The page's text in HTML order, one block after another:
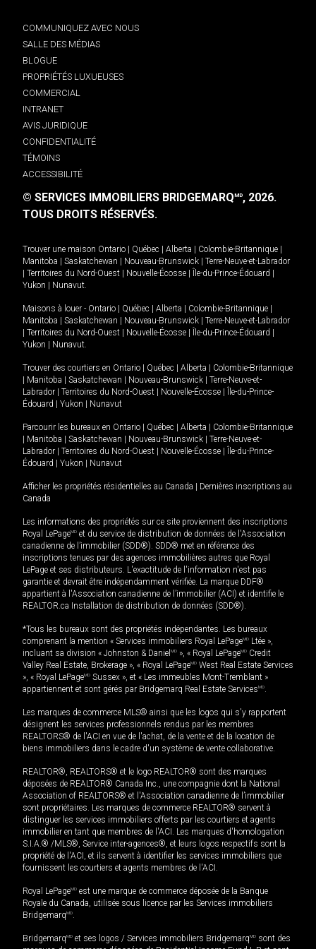
COMMUNIQUEZ AVEC NOUS
SALLE DES MÉDIAS
BLOGUE
PROPRIÉTÉS LUXUEUSES
COMMERCIAL
INTRANET
AVIS JURIDIQUE
CONFIDENTIALITÉ
TÉMOINS
ACCESSIBILITÉ
© SERVICES IMMOBILIERS BRIDGEMARQMD, 2026.
TOUS DROITS RÉSERVÉS.
Trouver une maison Ontario Québec Alberta Colombie-Britannique
Manitoba
Saskatchewan Nouveau-Brunswick
Terre-Neuve-et-Labrador
Territoires du Nord-Ouest Nouvelle-Écosse Île-du-Prince-Édouard
Yukon
Nunavut.
Maisons à louer - Ontario Québec Alberta Colombie-Britannique
Manitoba
Saskatchewan Nouveau-Brunswick
Terre-Neuve-et-Labrador
Territoires du Nord-Ouest Nouvelle-Écosse Île-du-Prince-Édouard
Yukon
Nunavut.
Trouver des courtiers en Ontario Québec Alberta
Colombie-Britannique
Manitoba Saskatchewan Nouveau-Brunswick
Terre-Neuve-et-
Labrador
Territoires du Nord-Ouest Nouvelle-Écosse
Île-du-Prince-
Édouard
Yukon Nunavut
Parcourir les bureaux en Ontario Québec Alberta
Colombie-Britannique
Manitoba Saskatchewan Nouveau-Brunswick
Terre-Neuve-et-
Labrador
Territoires du Nord-Ouest Nouvelle-Écosse
Île-du-Prince-
Édouard
Yukon Nunavut
Afficher les propriétés résidentielles au Canada
Dernières inscriptions au
Canada
Les informations des propriétés sur ce site proviennent des inscriptions
Royal LePageMD et du service de distribution de données de l'Association
canadienne de l’immobilier (SDD®). SDD® met en référence des
inscriptions tenues par des agences immobilières autres que Royal
LePage et ses distributeurs. L'exactitude de l'information n'est pas
garantie et devrait être indépendamment vérifiée. La marque DDF®
appartient à l'Association canadienne de l’immobilier (ACI) et identifie le
REALTOR.ca Installation de distribution de données (SDD®).
*Tous les bureaux sont des propriétés indépendantes. Les bureaux
comprenant la mention « Services immobiliers Royal LePageMD Ltée »,
incluant sa division « Johnston & Daniel MD », « Royal LePageMD Credit
Valley Real Estate, Brokerage », « Royal LePageMD West Real Estate Services
», « Royal LePageMD Sussex », et « Les immeubles Mont-Tremblant »
appartiennent et sont gérés par Bridgemarq Real Estate ServicesMD.
Les marques de commerce MLS® ainsi que les logos qui s'y rapportent
désignent les services professionnels rendus par les membres
REALTORS® de l'ACI en vue de l'achat, de la vente et de la location de
biens immobiliers dans le cadre d'un système de vente collaborative.
REALTOR®, REALTORS® et le logo REALTOR® sont des marques
déposées de REALTOR® Canada Inc., une compagnie dont la National
Association of REALTORS® et l'Association canadienne de l’immobilier
sont propriétaires. Les marques de commerce REALTOR® servent à
distinguer les services immobiliers offerts par les courtiers et agents
immobilier en tant que membres de l'ACI. Les marques d'homologation
S.I.A.® /MLS®, Service inter-agences®, et leurs logos respectifs sont la
propriété de l'ACI, et ils servent à identifier les services immobiliers que
fournissent les courtiers et agents membres de l'ACI.
Royal LePageMD est une marque de commerce déposée de la Banque
Royale du Canada, utilisée sous licence par les Services immobiliers
BridgemarqMD.
BridgemarqMD et ses logos / Services immobiliers BridgemarqMD sont des